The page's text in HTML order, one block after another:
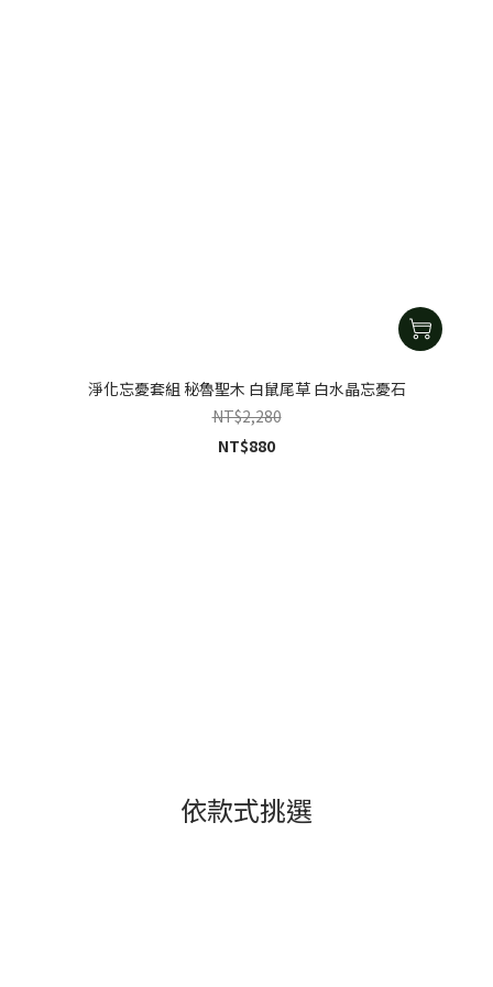
淨化忘憂套組 秘魯聖木 白鼠尾草 白水晶忘憂石
NT$2,280
NT$880
依款式挑選